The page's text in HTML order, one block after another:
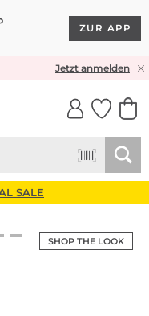
ZUR APP
Jetzt anmelden
SALE
SHOP THE LOOK